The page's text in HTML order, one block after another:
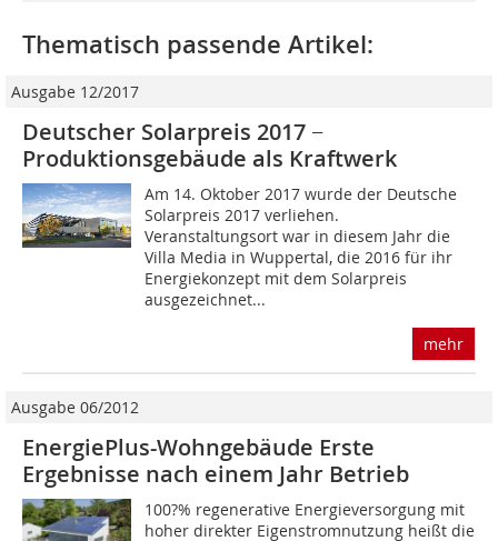
Thematisch passende Artikel:
Ausgabe 12/2017
Deutscher Solarpreis 2017 −
Produktionsgebäude als Kraftwerk
Am 14. Oktober 2017 wurde der Deutsche
Solarpreis 2017 verliehen.
Veranstaltungsort war in diesem Jahr die
Villa Media in Wuppertal, die 2016 für ihr
Energiekonzept mit dem Solarpreis
ausgezeichnet...
mehr
Ausgabe 06/2012
EnergiePlus-Wohngebäude Erste
Ergebnisse nach einem Jahr Betrieb
100?% regenerative Energieversorgung mit
hoher direkter Eigenstromnutzung heißt die